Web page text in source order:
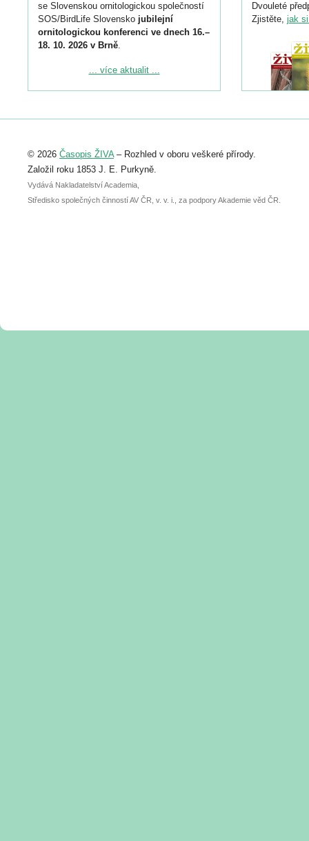
se Slovenskou ornitologickou společností
SOS/BirdLife Slovensko jubilejní
ornitologickou konferenci ve dnech 16.–
18. 10. 2026 v Brně.
Podrobnější informace ke konferenci
Registrovat se můžete do 6. září.
abstraktu přihlášené přednášky nebo
posteru je už 30. června.
... více aktualit ...
Dvouleté
Zjistěte, jak
© 2026 Časopis ŽIVA– Rozhled v oboru veškeré přírody.
Založil roku 1853 J. E. Purkyně.
Vydává Nakladatelství Academia,
Středisko společných činností AV ČR, v. v. i., za podpory Akademie věd ČR.